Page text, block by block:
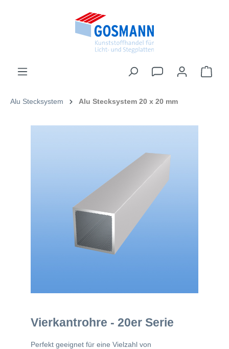
Alu Stecksystem Alu Stecksystem 20 x 20 mm
Vierkantrohre - 20er Serie
Perfekt geeignet für eine Vielzahl von